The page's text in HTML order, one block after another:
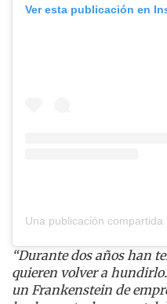
Ver esta publicación en
“Durante dos años han
quieren volver a
un Frankenstein de